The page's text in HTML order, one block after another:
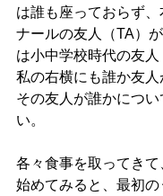
は誰も座っておらず、
ナールの友人（TA）
は小中学校時代の友人
私の右横にも誰か友人
その友人が誰かにつ
い。
各々食事を取ってき
始めてみると、最初